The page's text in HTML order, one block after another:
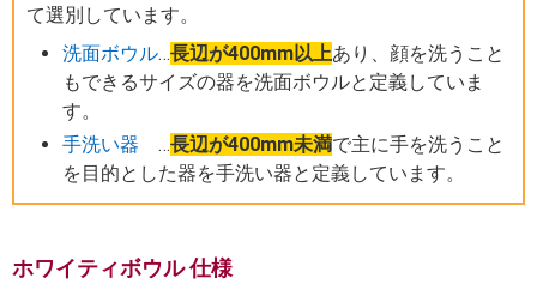
て選別しています。
洗面ボウル…長辺が400mm以上あり、顔を洗うこと
もできるサイズの器を洗面ボウルと定義していま
す。
手洗い器 …長辺が400mm未満で主に手を洗うこと
を目的とした器を手洗い器と定義しています。
ホワイティボウル 仕様